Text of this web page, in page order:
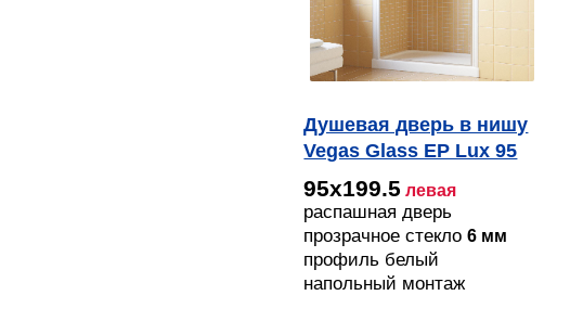
Душевая дверь в нишу
Vegas Glass EP Lux 95
01 01 L профиль белый,
стекло прозрачное
95х199.5 левая
распашная дверь
прозрачное стекло6 мм
профиль белый
напольный монтаж